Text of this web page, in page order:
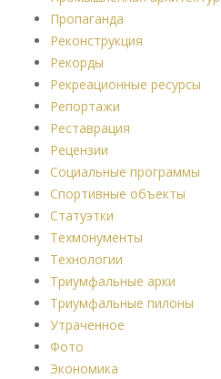
Пропаганда
Реконструкция
Рекорды
Рекреационные ресурсы
Репортажи
Реставрация
Рецензии
Социальные программы
Спортивные объекты
Статуэтки
Техмонументы
Технологии
Триумфальные арки
Триумфальные пилоны
Утраченное
Фото
Экономика